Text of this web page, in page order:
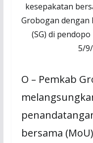
kesepakatan
Grobogan dengan
(SG) di
5/
O – Pemkab
bersama